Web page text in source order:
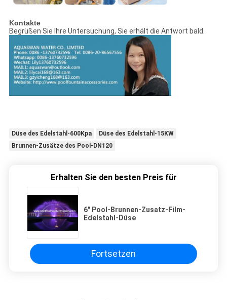
Kontakte
Begrüßen Sie Ihre Untersuchung, Sie erhält die Antwort bald.
Düse des Edelstahl-600Kpa
Düse des Edelstahl-15KW
Brunnen-Zusätze des Pool-DN120
Erhalten Sie den besten Preis für
6" Pool-Brunnen-Zusatz-Film-
Edelstahl-Düse
Fortsetzen